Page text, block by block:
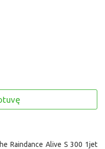
Raindance Alive S 300 1jet